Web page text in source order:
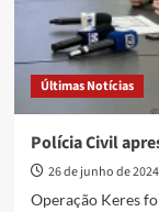
Últimas Notícias
Polícia Civil
26 de junho de 2024
Operação Keres